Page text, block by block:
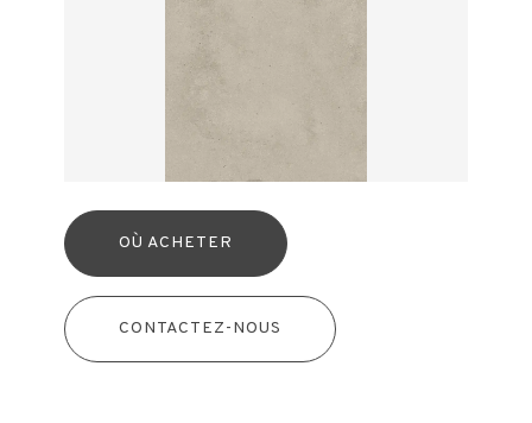
OÙ ACHETER
CONTACTEZ-NOUS